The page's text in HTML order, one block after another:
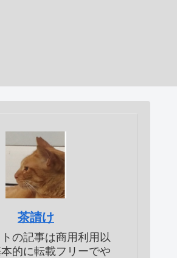
茶請け
の記事は商用利用以
的に転載フリーでや